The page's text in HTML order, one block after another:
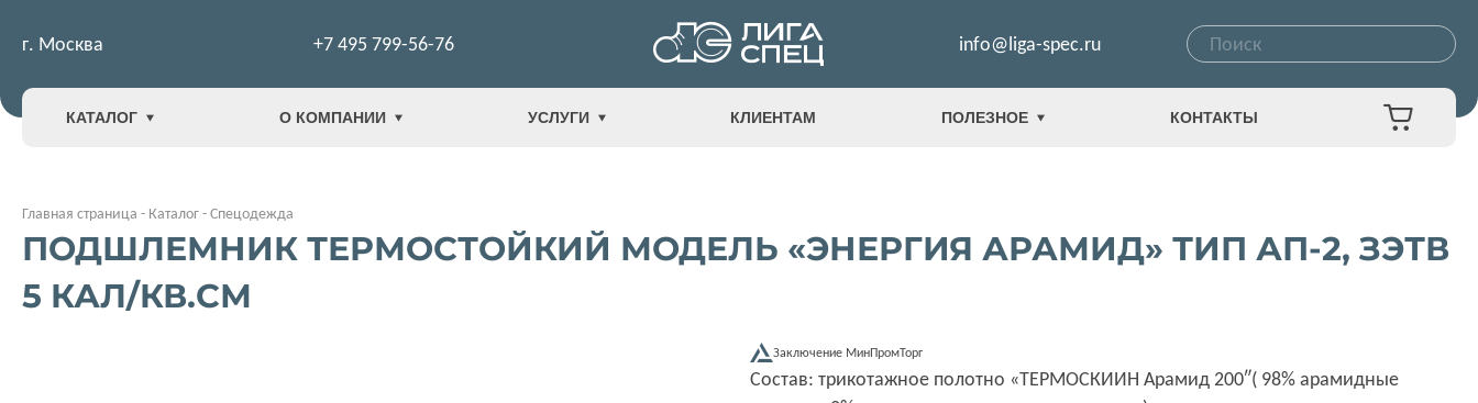
г. Москва +7 495 799-56-76 info@liga-spec.ru
КАТАЛОГ О КОМПАНИИ УСЛУГИ КЛИЕНТАМ ПОЛЕЗНОЕ КОНТАКТЫ
Главная страница - Каталог-Спецодежда
ПОДШЛЕМНИК ТЕРМОСТОЙКИЙ МОДЕЛЬ «ЭНЕРГИЯ АРАМИД» ТИП АП-2, ЗЭТВ
5 КАЛ/КВ.СМ
Заключение МинПромТорг
Состав: трикотажное полотно «ТЕРМОСКИИН Арамид 200″( 98% арамидные